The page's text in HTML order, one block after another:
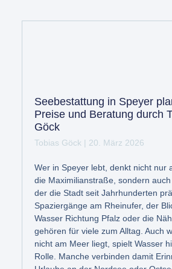
Seebestattung in Speyer
Preise und Beratung durch
Göck
Tobias Göck 20. März 2026
Wer in Speyer lebt, denkt nicht nur
die Maximilianstraße, sondern
der die Stadt seit Jahrhunderten
Spaziergänge am Rheinufer, der
Wasser Richtung Pfalz oder die
gehören für viele zum Alltag. Auch
nicht am Meer liegt, spielt Wasser
Rolle. Manche verbinden damit